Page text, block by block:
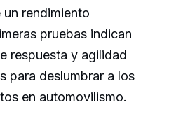
rendimiento
pruebas indican
respuesta y agilidad
para deslumbrar a los
en automovilismo.